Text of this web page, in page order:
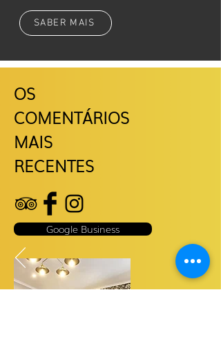
SABER MAIS
OS
COMENTÁRIOS
MAIS
RECENTES
Google Business